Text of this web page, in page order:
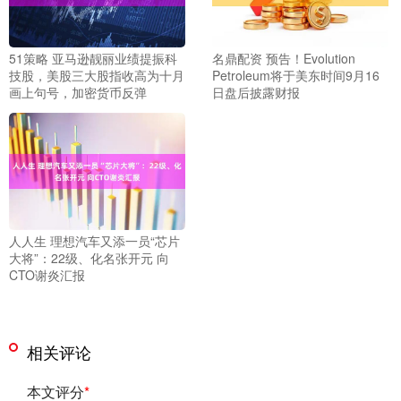
51策略 亚马逊靓丽业绩提振科
技股，美股三大股指收高为十月
画上句号，加密货币反弹
名鼎配资 预告！Evolution
Petroleum将于美东时间9月16
日盘后披露财报
人人生 理想汽车又添一员“芯片
大将”：22级、化名张开元 向
CTO谢炎汇报
相关评论
本文评分*